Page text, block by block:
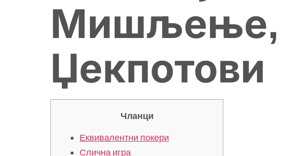
Мишљење,
Џекпотови
Чланци
Еквивалентни покери
Слична игра